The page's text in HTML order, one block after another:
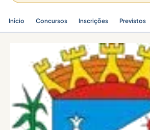
Início Concursos Inscrições Previstos